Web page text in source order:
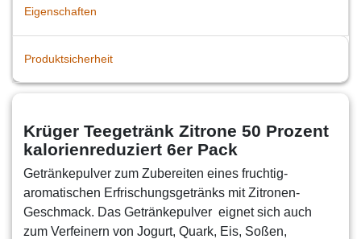
Eigenschaften
Produktsicherheit
Krüger Teegetränk Zitrone 50 Prozent
kalorienreduziert 6er Pack
Getränkepulver zum Zubereiten eines fruchtig-
aromatischen Erfrischungsgetränks mit Zitronen-
Geschmack. Das Getränkepulver eignet sich auch
zum Verfeinern von Jogurt, Quark, Eis, Soßen,